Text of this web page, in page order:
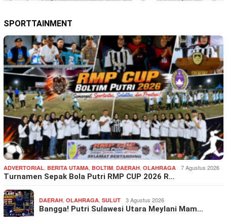
SPORTTAINMENT
ADVERTORIAL, BERITA UTAMA, BOLTIM, DAERAH, OLAHRAGA 7 Agustus 2026
Turnamen Sepak Bola Putri RMP CUP 2026 R…
DAERAH, OLAHRAGA, SULUT 3 Agustus 2026
Bangga! Putri Sulawesi Utara Meylani Mam…